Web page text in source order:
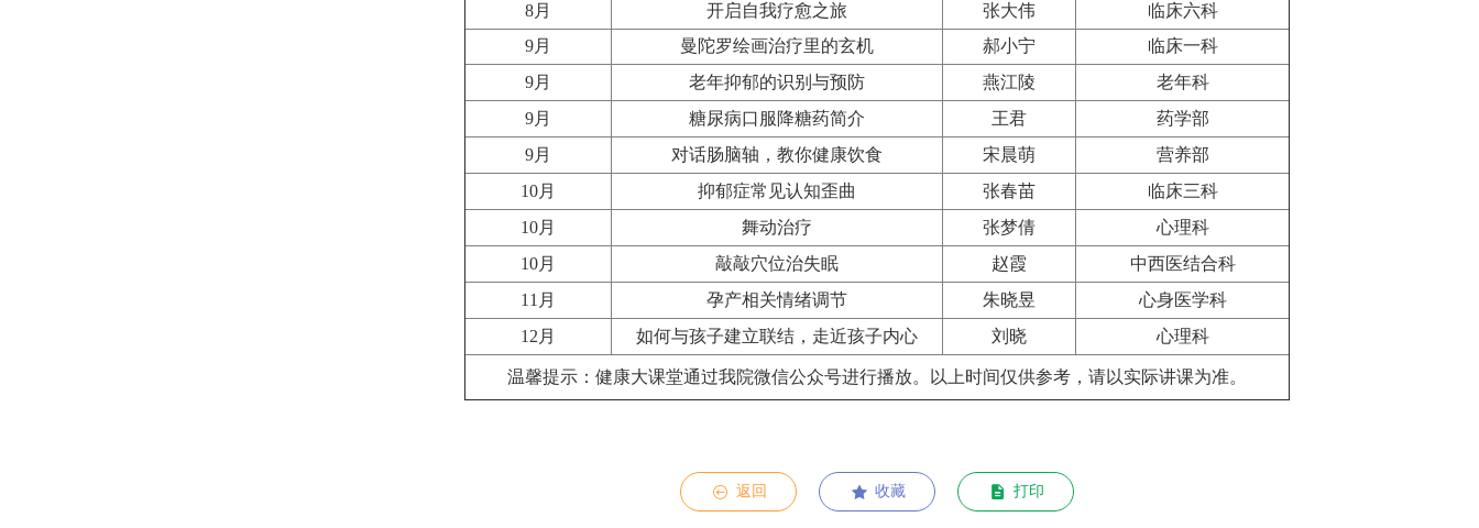
8月
开启自我疗愈之旅 张大伟
临床六科
9月
曼陀罗绘画治疗里的玄机 郝小宁
临床一科
9月
老年抑郁的识别与预防 燕江陵
老年科
9月
糖尿病口服降糖药简介 王君
药学部
9月
对话肠脑轴，教你健康饮食 宋晨萌
营养部
10月
抑郁症常见认知歪曲 张春苗
临床三科
10月
舞动治疗 张梦倩
心理科
10月
敲敲穴位治失眠 赵霞
中西医结合科
11月
孕产相关情绪调节 朱晓昱
心身医学科
12月
如何与孩子建立联结，走近孩子内心 刘晓 心理科
温馨提示：健康大课堂通过我院微信公众号进行播放。以上时间仅供参考，请以实际讲课为准。
返回 收藏 打印